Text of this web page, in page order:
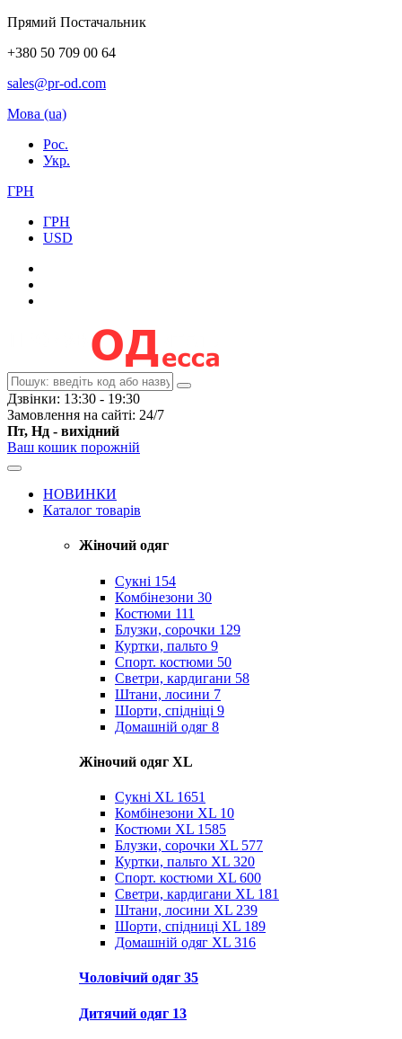
Прямий Постачальник
+380 50 709 00 64
sales@pr-od.com
Мова (ua)
Рос.
Укр.
ГРН
ГРН
USD
Дзвінки: 13:30 - 19:30
Замовлення на сайті: 24/7
Пт, Нд - вихідний
Ваш кошик порожній
НОВИНКИ
Каталог товарів
Жіночий одяг
Сукні 154
Комбінезони 30
Костюми 111
Блузки, сорочки 129
Куртки, пальто 9
Спорт. костюми 50
Светри, кардигани 58
Штани, лосини 7
Шорти, спідніці 9
Домашній одяг 8
Жіночий одяг XL
Cукні XL 1651
Комбінезони XL 10
Костюми XL 1585
Блузки, сорочки XL 577
Куртки, пальто XL 320
Спорт. костюми XL 600
Светри, кардигани XL 181
Штани, лосини XL 239
Шорти, спідниці XL 189
Домашній одяг XL 316
Чоловічий одяг 35
Дитячий одяг 13